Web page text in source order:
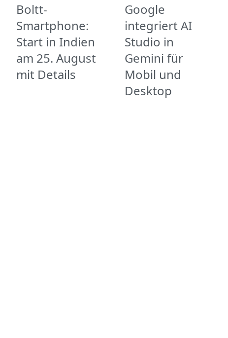
Boltt-
Smartphone:
Start in Indien
am 25. August
mit Details
Google
integriert AI
Studio in
Gemini für
Mobil und
Desktop